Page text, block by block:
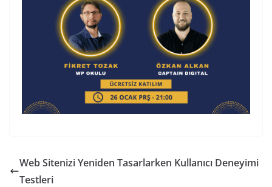
Web Sitenizi Yeniden Tasarlarken Kullanıcı Deneyimi
Testleri